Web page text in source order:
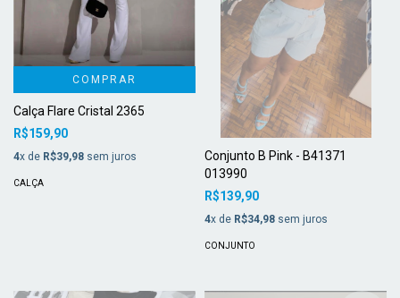
COMPRAR
Calça Flare Cristal 2365
R$159,90
4x de R$39,98 sem juros
CALÇA
Conjunto B Pink - B41371
013990
R$139,90
4x de R$34,98 sem juros
CONJUNTO